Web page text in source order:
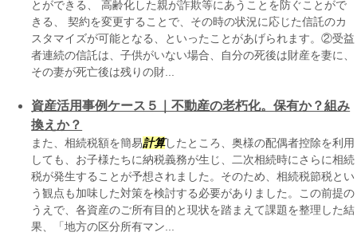
とができる、 高齢化した親が詐欺等にあうことを防ぐことがで
きる、 契約を変更することで、その時の状況に応じた信託のカ
スタマイズが可能となる、といったことがあげられます。②受益
者連続の信託は、子供がいない場合、自分の死後は財産を妻に、
その妻が死亡後は残りの財...
資産活用事例ケース５｜不動産の老朽化。保有か？組み
換えか？
また、相続税額を簡易計算したところ、奥様の配偶者控除を利用
しても、お子様たちに納税義務が生じ、二次相続時にさらに相続
税が発生することが予想されました。そのため、相続税節税とい
う観点も加味した対策を検討する必要がありました。この前提の
うえで、各資産のご所有目的と現状を踏まえて課題を整理した結
果、「地方の区分所有マン...